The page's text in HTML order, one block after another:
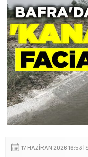
17 HAZIRAN 2026 16:53 |